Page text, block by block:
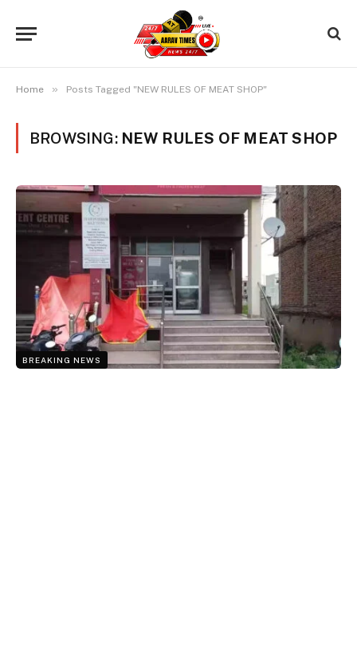
Home » Posts Tagged "NEW RULES OF MEAT SHOP"
BROWSING: NEW RULES OF MEAT SHOP
BREAKING NEWS